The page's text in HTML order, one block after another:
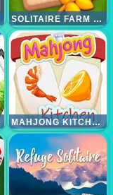
SOLITAIRE FARM MAHJONG
MAHJONG KITCHEN